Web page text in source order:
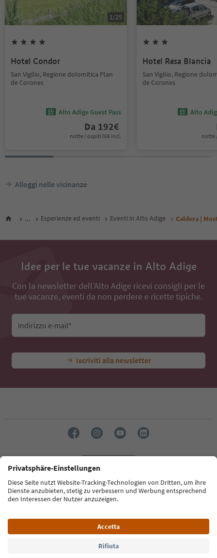
1/25
Hotel Condor
San Vigilio, Regione dolomitica Plan
de Corones
Alto Adige Guest Pass
Da 192€
notte / ospiti IVA incl.
Hotel Resa Blancia
San Vigilio, Regione
de Corones
Alto
notte
Alloggi nelle vicinanze
... Esperienze ed eventi Eventi in Alto Adige Caldera |
Idee per le tue vacanze in Alto Adige
Con la newsletter dell’Alto Adige ricevi consigli per le
tue vacanze, eventi da non perdere e ricette tipiche.
Indirizzo e-mail*
Iscriviti alla newsletter
Südtirol Guide App